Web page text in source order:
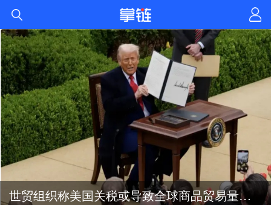
世贸组织称美国关税或导致全球商品贸易量萎缩1%